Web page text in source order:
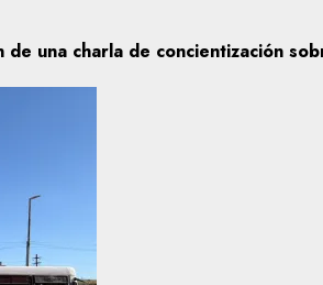
una charla de concientización